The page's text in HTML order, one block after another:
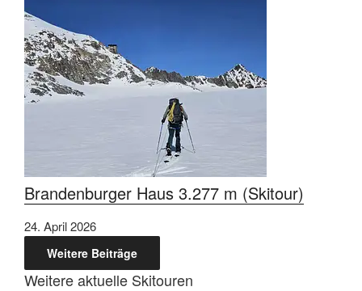
Brandenburger Haus 3.277 m (Skitour)
24. April 2026
Weitere Beiträge
Weitere aktuelle Skitouren